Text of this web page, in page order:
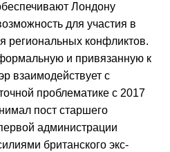
Лондону
для участия в
региональных конфликтов.
и привязанную к
взаимодействует с
проблематике с 2017
пост старшего
администрации
британского экс-